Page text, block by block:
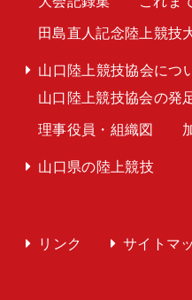
田島直人記念陸上競技
山口陸上競技協会につ
山口陸上競技協会の発
理事役員・組織図
山口県の陸上競技
リンク サイトマ